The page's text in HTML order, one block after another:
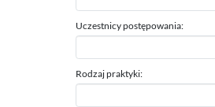
Uczestnicy postępowania:
Rodzaj praktyki: